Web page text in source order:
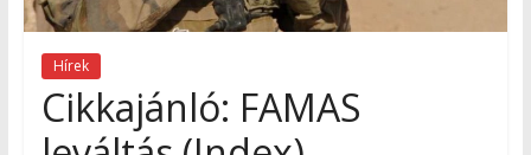
Hírek
Cikkajánló: FAMAS